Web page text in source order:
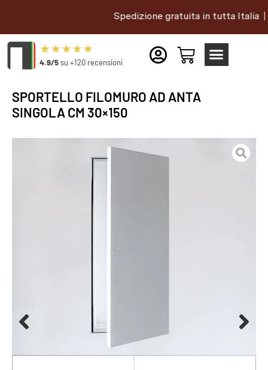
Spedizione gratuita in tutta Italia |
4.9/5su +120 recensioni
SPORTELLO FILOMURO AD ANTA
SINGOLA CM 30×150